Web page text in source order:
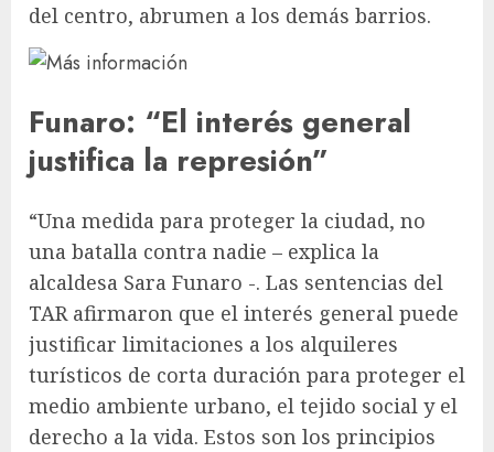
del centro, abrumen a los demás barrios.
Funaro: “El interés general
justifica la represión”
“Una medida para proteger la ciudad, no
una batalla contra nadie – explica la
alcaldesa Sara Funaro -. Las sentencias del
TAR afirmaron que el interés general puede
justificar limitaciones a los alquileres
turísticos de corta duración para proteger el
medio ambiente urbano, el tejido social y el
derecho a la vida. Estos son los principios